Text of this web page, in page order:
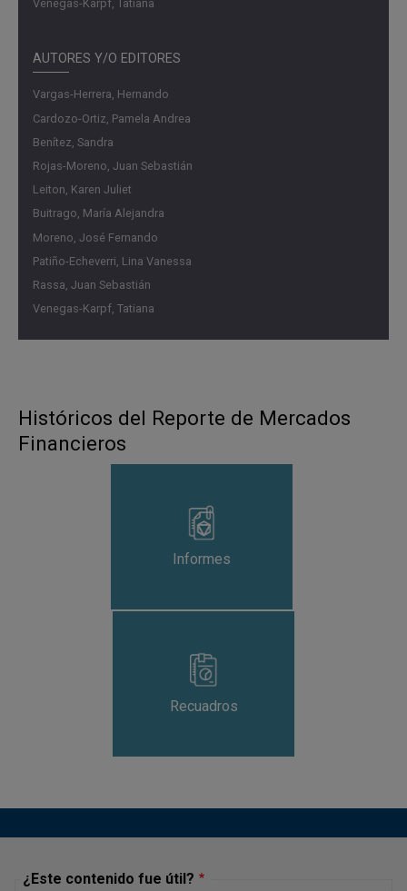
Venegas-Karpf, Tatiana
AUTORES Y/O EDITORES
Vargas-Herrera, Hernando
Cardozo-Ortiz, Pamela Andrea
Benítez, Sandra
Rojas-Moreno, Juan Sebastián
Leiton, Karen Juliet
Buitrago, María Alejandra
Moreno, José Fernando
Patiño-Echeverri, Lina Vanessa
Rassa, Juan Sebastián
Venegas-Karpf, Tatiana
Históricos del Reporte de Mercados
Financieros
Informes
Recuadros
¿Este contenido fue útil?